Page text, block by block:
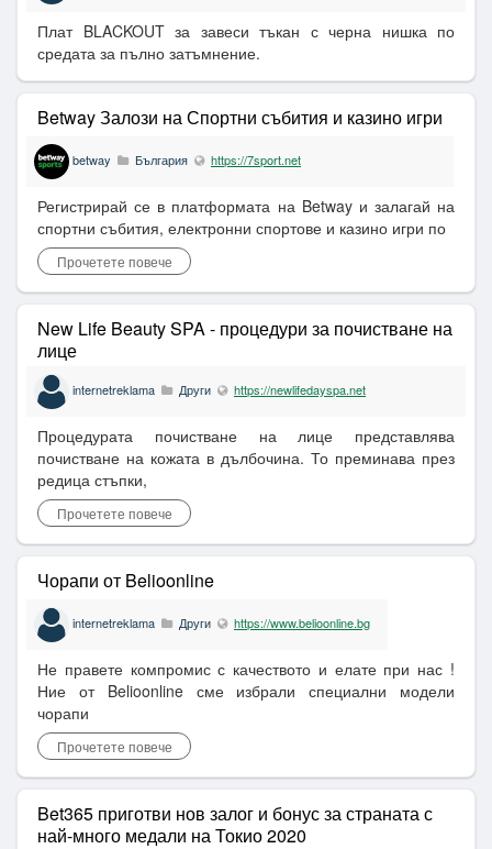
Плат BLACKOUT за завеси тъкан с черна нишка по
средата за пълно затъмнение.
Betway Залози на Спортни събития и казино игри
betway България https://7sport.net
Регистрирай се в платформата на Betway и залагай на
спортни събития, електронни спортове и казино игри по
Прочетете повече
New Life Beauty SPA - процедури за почистване на
лице
internetreklama Други https://newlifedayspa.net
Процедурата почистване на лице представлява
почистване на кожата в дълбочина. То преминава през
редица стъпки,
Прочетете повече
Чорапи от Belioonline
internetreklama Други https://www.belioonline.bg
Не правете компромис с качеството и елате при нас !
Ние от Belioonline сме избрали специални модели
чорапи
Прочетете повече
Bet365 приготви нов залог и бонус за страната с
най-много медали на Токио 2020